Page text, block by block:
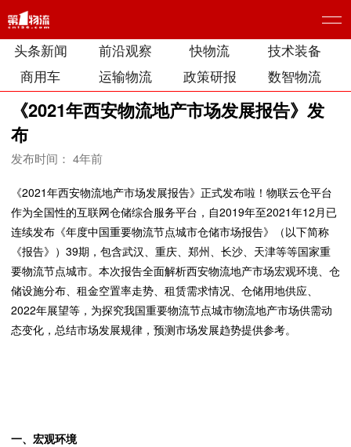
头条新闻 前沿观察 快物流
技术装备
商用车
运输物流 政策研报 数智物流
《2021年西安物流地产市场发展报告》发
布
发布时间： 4年前
《2021年西安物流地产市场发展报告》正式发布啦！物联云仓平台
作为全国性的互联网仓储综合服务平台，自2019年至2021年12月已
连续发布《年度中国重要物流节点城市仓储市场报告》（以下简称
《报告》）39期，包含武汉、重庆、郑州、长沙、天津等等国家重
要物流节点城市。本次报告全面解析西安物流地产市场宏观环境、仓
储设施分布、租金空置率走势、租赁需求情况、仓储用地供应、
2022年展望等，为探究我国重要物流节点城市物流地产市场供需动
态变化，总结市场发展规律，预测市场发展趋势提供参考。
一、宏观环境